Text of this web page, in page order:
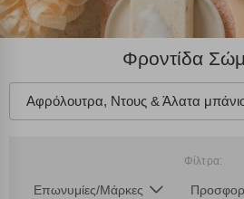
Φροντίδα
Αφρόλουτρα, Ντους & Άλατα
Φίλτρα:
Επωνυμίες/Μάρκες